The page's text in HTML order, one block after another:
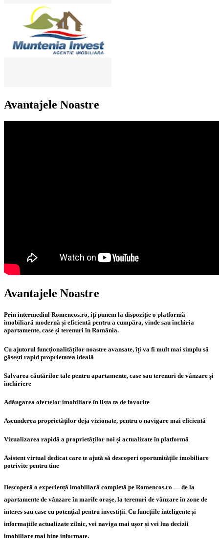
Avantajele Noastre
Avantajele Noastre
Prin intermediul Romencos.ro, îți punem la dispoziție o platformă
imobiliară modernă și eficientă pentru a cumpăra, vinde sau închiria
apartamente, case și terenuri în România.
Cu ajutorul funcționalităților noastre avansate, îți va fi mult mai simplu să
găsești rapid proprietatea ideală
Salvarea căutărilor tale pentru apartamente, case sau terenuri de vânzare și
închiriere
Adăugarea ofertelor imobiliare în lista ta de favorite
Ascunderea proprietăților deja vizionate, pentru o navigare mai eficientă
Vizualizarea rapidă a proprietăților noi și actualizate în platformă
Asistent virtual dedicat care te ajută să descoperi oportunitățile imobiliare
potrivite pentru tine
Descoperă o experiență imobiliară completă pe Romencos.ro — de la
apartamente de vânzare în marile orașe, la terenuri de vânzare în zone de
interes sau case cu potențial pentru investiții. Cu funcțiile inteligente și
informațiile actualizate zilnic, vei naviga mai ușor și vei lua decizii
imobiliare mai bine informate.